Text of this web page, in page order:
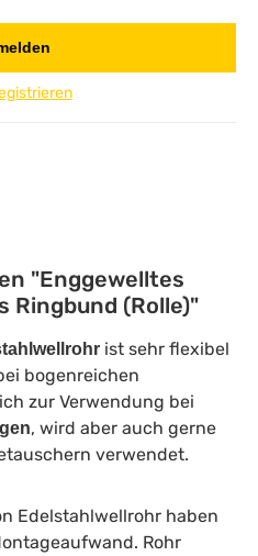
"Enggewelltes
Ringbund (Rolle)"
ist sehr flexibel
bogenreichen
zur Verwendung bei
, wird aber auch gerne
verwendet.
Edelstahlwellrohr haben
Rohr